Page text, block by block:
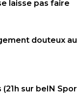
laisse pas faire
douteux au
sur beIN